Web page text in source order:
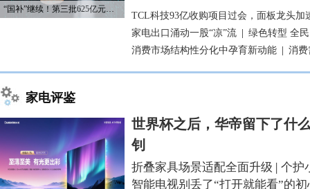
TCL科技93亿收购项目过会，面板龙头加
家电出口涌动一股“凉”流 | 绿色转型 全
消费市场结构性分化中孕育新动能 | 消费
家电评鉴
世界杯之后，华帝留下了什
钊
折叠家具场景适配全面升级 | 个护
智能电视别丢了“打开就能看”的初